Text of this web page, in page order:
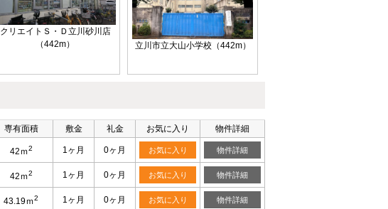
クリエイトＳ・Ｄ立川砂川店
（442m）
立川市立大山小学校（442m）
専有面積 敷金 礼金 お気に入り 物件詳細
42ｍ2 1ヶ月 0ヶ月 お気に入り 物件詳細
42ｍ2 1ヶ月 0ヶ月 お気に入り 物件詳細
43.19ｍ2 1ヶ月 0ヶ月 お気に入り 物件詳細